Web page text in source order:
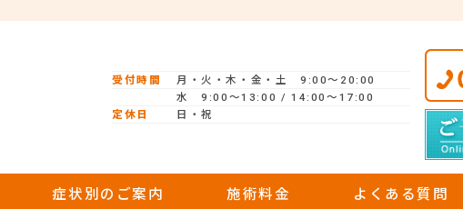
受付時間
月・火・木・金・土 9:00〜20:00
水 9:00〜13:00 / 14:00〜17:00
定休日
日・祝
症状別のご案内 施術料金 よくある質問